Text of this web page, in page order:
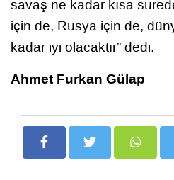
savaş ne kadar kısa
için de, Rusya için de,
kadar iyi olacaktır” dedi.
Ahmet Furkan Gülap